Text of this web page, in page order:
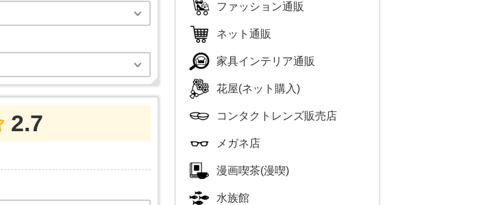
2.7
ファッション通販
ネット通販
家具インテリア通販
花屋(ネット購入)
コンタクトレンズ販売店
メガネ店
漫画喫茶(漫喫)
水族館